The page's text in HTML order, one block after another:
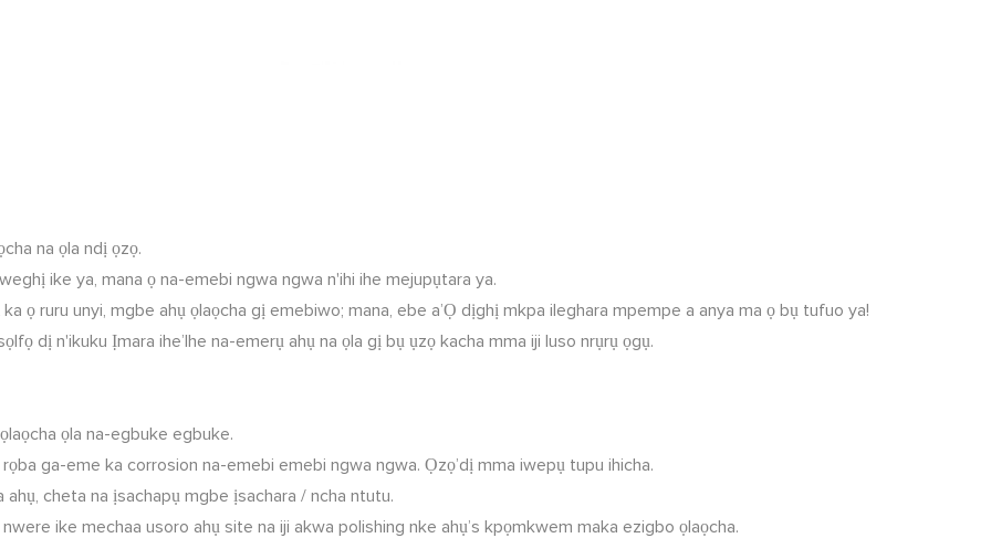
na ọla ndị ọzọ.
ike ya, mana ọ na-emebi ngwa ngwa n'ihi ihe mejupụtara ya.
ọ ruru unyi, mgbe ahụ ọlaọcha gị emebiwo; mana, ebe a’Ọ dịghị mkpa ileghara mpempe a anya ma ọ bụ tufuo ya!
dị n'ikuku Ịmara ihe’Ihe na-emerụ ahụ na ọla gị bụ ụzọ kacha mma iji luso nrụrụ ọgụ.
ọla na-egbuke egbuke.
ga-eme ka corrosion na-emebi emebi ngwa ngwa. Ọzọ’dị mma iwepụ tupu ihicha.
cheta na ịsachapụ mgbe ịsachara / ncha ntutu.
ike mechaa usoro ahụ site na iji akwa polishing nke ahụ’s kpọmkwem maka ezigbo ọlaọcha.